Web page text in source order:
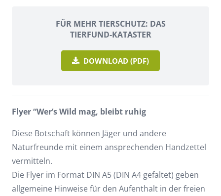
FÜR MEHR TIERSCHUTZ: DAS
TIERFUND-KATASTER
DOWNLOAD (PDF)
Flyer “Wer’s Wild mag, bleibt ruhig
Diese Botschaft können Jäger und andere
Naturfreunde mit einem ansprechenden Handzettel
vermitteln.
Die Flyer im Format DIN A5 (DIN A4 gefaltet) geben
allgemeine Hinweise für den Aufenthalt in der freien